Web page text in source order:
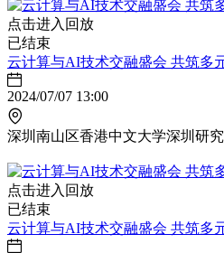
点击进入回放
已结束
云计算与AI技术交融盛会 共筑多
2024/07/07 13:00
深圳南山区香港中文大学深圳研
点击进入回放
已结束
云计算与AI技术交融盛会 共筑多